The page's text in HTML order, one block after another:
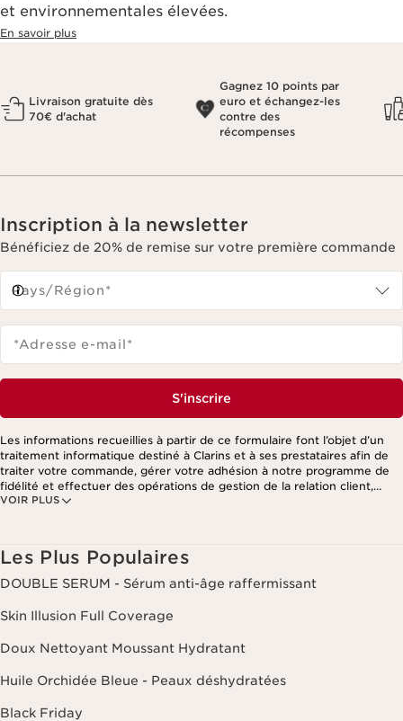
et environnementales élevées.
En savoir plus
Livraison gratuite dès
70€ d'achat
Gagnez 10 points par
euro et échangez-les
contre des
récompenses
Inscription à la newsletter
Bénéficiez de 20% de remise sur votre première commande
Pays/Région*
*Adresse e-mail*
S'inscrire
VOIR PLUS
Les informations recueillies à partir de ce formulaire font l’objet d’un
traitement informatique destiné à Clarins et à ses prestataires afin de
traiter votre commande, gérer votre adhésion à notre programme de
fidélité et effectuer des opérations de gestion de la relation client,
notamment pour vous adresser des offres personnalisées en fonction
Les Plus Populaires
DOUBLE SERUM - Sérum anti-âge raffermissant
Skin Illusion Full Coverage
Doux Nettoyant Moussant Hydratant
Huile Orchidée Bleue - Peaux déshydratées
Black Friday